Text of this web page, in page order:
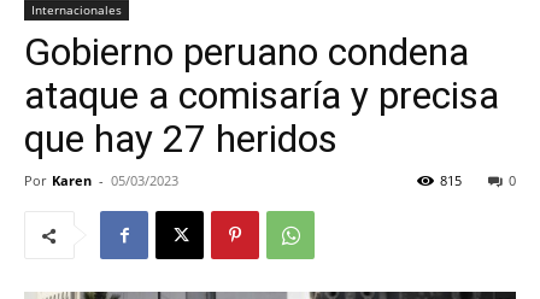
Internacionales
Gobierno peruano condena
ataque a comisaría y precisa
que hay 27 heridos
Por Karen - 05/03/2023 0
815